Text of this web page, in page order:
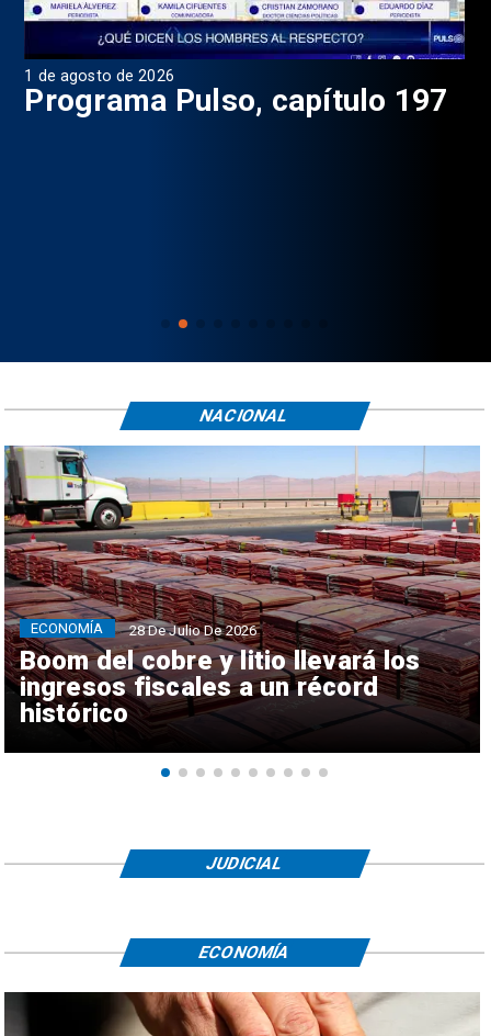
1 de agosto de 2026
Programa Pulso, capítulo 197
Boom del cobre y litio llevará los
ingresos fiscales a un récord
histórico
ECONOMÍA 28 De Julio De 2026
NACIONAL
JUDICIAL
ECONOMÍA